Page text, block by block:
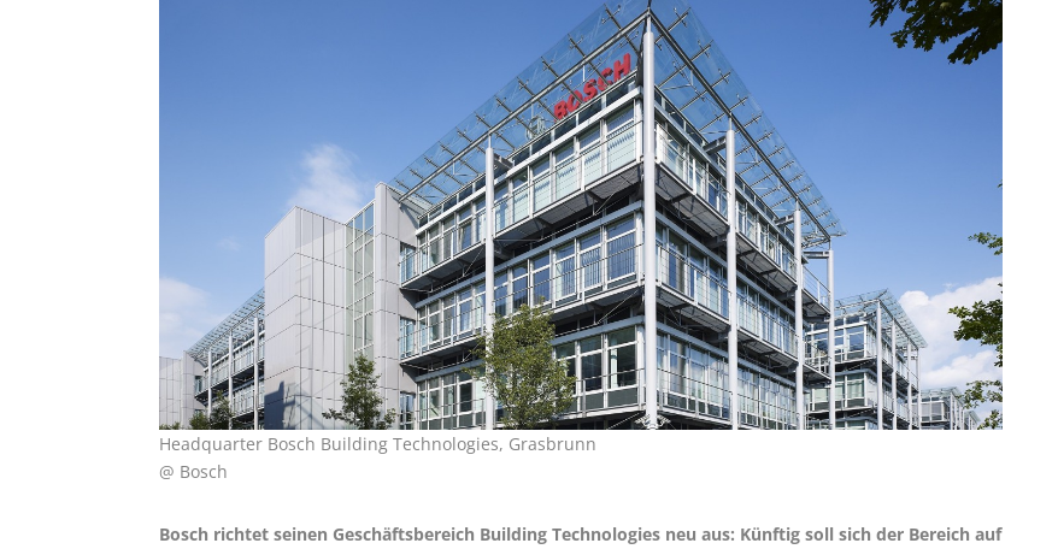
Headquarter Bosch Building Technologies, Grasbrunn
@ Bosch
Bosch richtet seinen Geschäftsbereich Building Technologies neu aus: Künftig soll sich der Bereich auf